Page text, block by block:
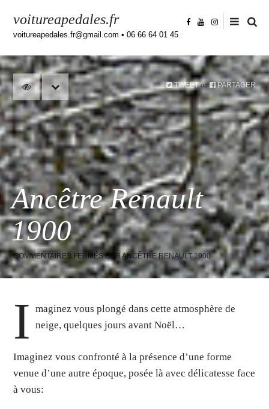
voitureapedales.fr
voitureapedales.fr@gmail.com • 06 66 64 01 45
Ancêtre Renault
1900
COMMENTAIRES FERMÉSSUR ANCÊTRE RENAULT 1900
TWEET ou PARTAGER
I maginez vous plongé dans cette atmosphère de
neige, quelques jours avant Noël…
Imaginez vous confronté à la présence d’une forme
venue d’une autre époque, posée là avec délicatesse face
à vous: